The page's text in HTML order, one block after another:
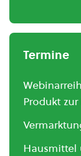
Termine
Produkt
Hausmittel